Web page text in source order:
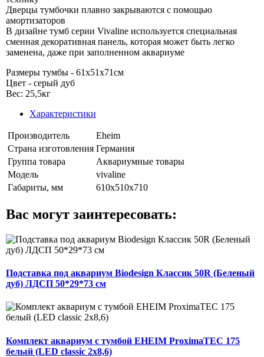
Дверцы тумбочки плавно закрываются с помощью
амортизаторов
В дизайне тумб серии Vivaline используется специальная
сменная декоративная панель, которая может быть легко
заменена, даже при заполненном аквариуме
Размеры тумбы - 61x51x71см
Цвет - серый дуб
Вес: 25,5кг
Характеристики
Производитель
Eheim
Страна изготовления Германия
Группа товара
Аквариумные товары
Модель
vivaline
Габариты, мм
610x510x710
Вас могут заинтересовать:
Подставка под аквариум Biodesign Классик 50R (Беленый
дуб) ЛДСП 50*29*73 см
Комплект аквариум с тумбой EHEIM ProximaTEC 175
белый (LED classic 2x8,6)